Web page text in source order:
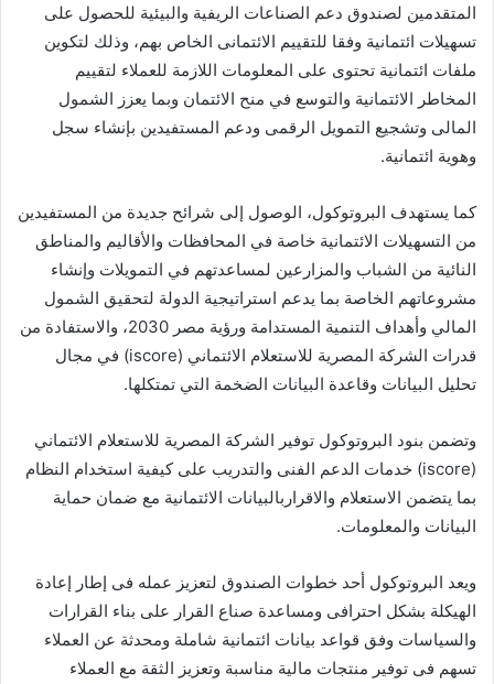
المتقدمين لصندوق دعم الصناعات الريفية والبيئية للحصول على
تسهيلات ائتمانية وفقا للتقييم الائتمانى الخاص بهم، وذلك لتكوين
ملفات ائتمانية تحتوى على المعلومات اللازمة للعملاء لتقييم
المخاطر الائتمانية والتوسع في منح الائتمان وبما يعزز الشمول
المالى وتشجيع التمويل الرقمى ودعم المستفيدين بإنشاء سجل
وهوية ائتمانية.
كما يستهدف البروتوكول، الوصول إلى شرائح جديدة من المستفيدين
من التسهيلات الائتمانية خاصة في المحافظات والأقاليم والمناطق
النائية من الشباب والمزارعين لمساعدتهم في التمويلات وإنشاء
مشروعاتهم الخاصة بما يدعم استراتيجية الدولة لتحقيق الشمول
المالي وأهداف التنمية المستدامة ورؤية مصر 2030، والاستفادة من
قدرات الشركة المصرية للاستعلام الائتماني (iscore) في مجال
تحليل البيانات وقاعدة البيانات الضخمة التي تمتكلها.
وتضمن بنود البروتوكول توفير الشركة المصرية للاستعلام الائتماني
(iscore) خدمات الدعم الفنى والتدريب على كيفية استخدام النظام
بما يتضمن الاستعلام والاقراربالبيانات الائتمانية مع ضمان حماية
البيانات والمعلومات.
ويعد البروتوكول أحد خطوات الصندوق لتعزيز عمله فى إطار إعادة
الهيكلة بشكل احترافى ومساعدة صناع القرار على بناء القرارات
والسياسات وفق قواعد بيانات ائتمانية شاملة ومحدثة عن العملاء
تسهم فى توفير منتجات مالية مناسبة وتعزيز الثقة مع العملاء